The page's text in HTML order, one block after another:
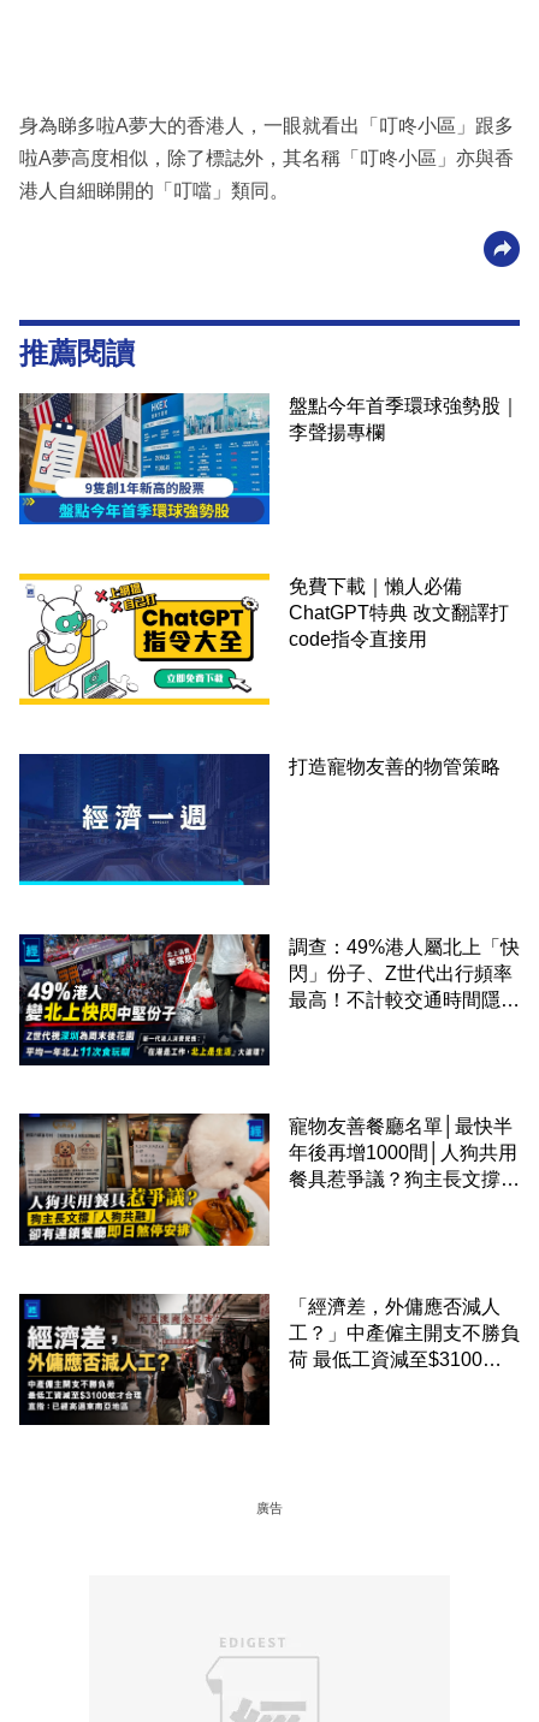
身為睇多啦A夢大的香港人，一眼就看出「叮咚小區」跟多
啦A夢高度相似，除了標誌外，其名稱「叮咚小區」亦與香
港人自細睇開的「叮噹」類同。
推薦閱讀
盤點今年首季環球強勢股｜
李聲揚專欄
免費下載｜懶人必備
ChatGPT特典 改文翻譯打
code指令直接用
打造寵物友善的物管策略
調查：49%港人屬北上「快
閃」份子、Z世代出行頻率
最高！不計較交通時間隱形
寵物友善餐廳名單│最快半
年後再增1000間│人狗共用
餐具惹爭議？狗主長文撐
「經濟差，外傭應否減人
工？」中產僱主開支不勝負
荷 最低工資減至$3100蚊
廣告